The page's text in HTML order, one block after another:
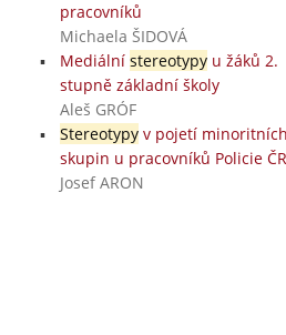
pracovníků
Michaela ŠIDOVÁ
Mediální stereotypyu žáků 2.
stupně základní školy
Aleš GRÓF
Stereotypyv pojetí minoritních
skupin u pracovníků Policie ČR
Josef ARON